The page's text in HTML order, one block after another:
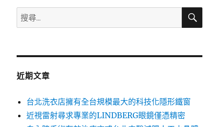
搜
尋
鍵
搜
近期文章
台北洗衣店擁有全台規模最大的科技化隱形鐵窗
近視雷射尋求專業的LINDBERG眼鏡僅憑精密